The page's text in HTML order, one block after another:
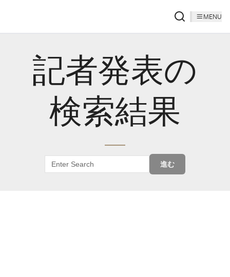
MENU
記者発表の
検索結果
進む